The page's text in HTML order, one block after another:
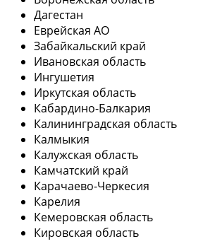
Дагестан
Еврейская АО
Забайкальский край
Ивановская область
Ингушетия
Иркутская область
Кабардино-Балкария
Калининградская область
Калмыкия
Калужская область
Камчатский край
Карачаево-Черкесия
Карелия
Кемеровская область
Кировская область